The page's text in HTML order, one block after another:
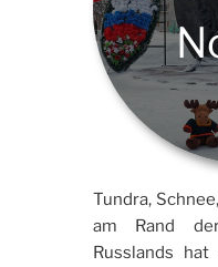
Tundra,
am Rand
Russlands